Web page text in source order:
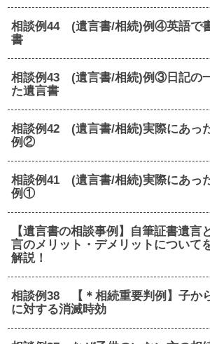
相談例44 (遺言書/相続)例④英語で
書
相談例43 (遺言書/相続)例③日記の
た遺言書
相談例42 (遺言書/相続)実際にあっ
例②
相談例41 (遺言書/相続)実際にあっ
例①
【遺言書の相談事例】自筆証書遺言
言のメリット・デメリットについて
解説！
相談例38 【＊相続重要判例】子か
に対する消滅時効